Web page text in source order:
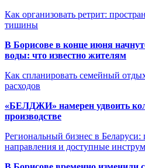
Как организовать ретрит:
тишины
В Борисове в конце июня
воды: что известно жителям
Как спланировать семейный
расходов
«БЕЛДЖИ» намерен удвоить
производстве
Региональный бизнес в Беларуси:
направления и доступные